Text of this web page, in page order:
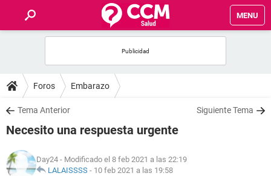
MENU
FOROS
SALUD
NUTRICIÓN
Foros Embarazo
Tema Anterior Siguiente Tema
Necesito una respuesta urgente
Day24 - Modificado el 8 feb 2021 a las 22:19
LALAISSSS - 10 feb 2021 a las 19:58